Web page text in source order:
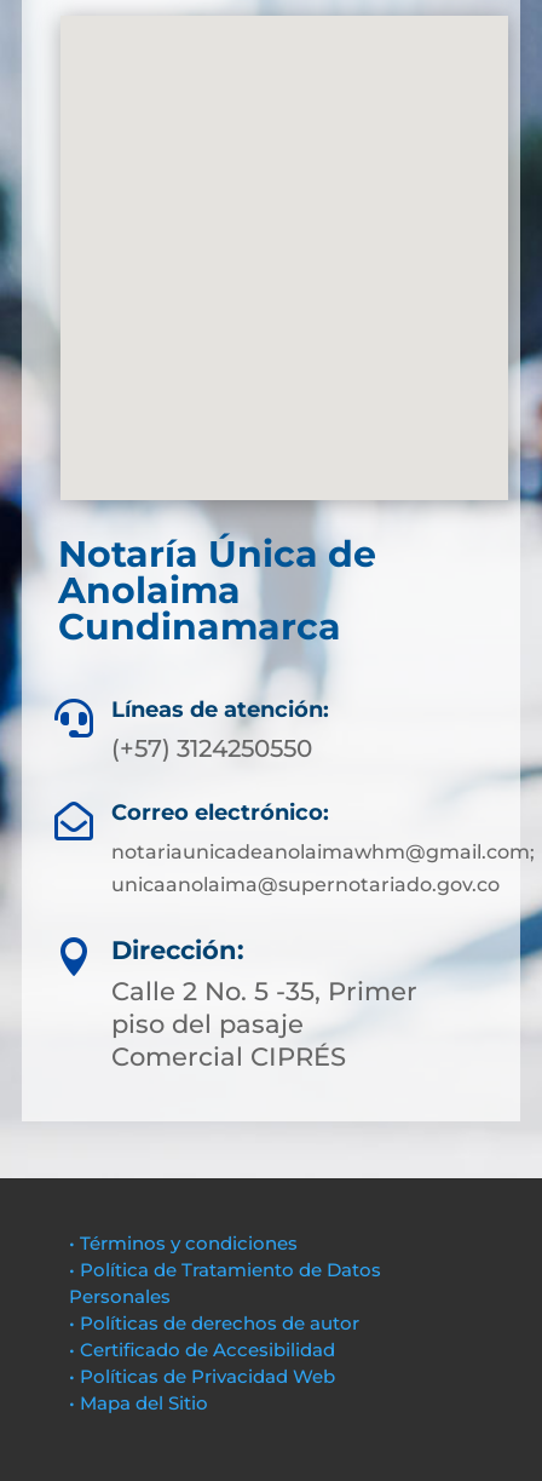
Notaría Única de
Anolaima
Cundinamarca
 Líneas de atención:
(+57) 3124250550
 Correo electrónico:
notariaunicadeanolaimawhm@gmail.com;
unicaanolaima@supernotariado.gov.co

Dirección:
Calle 2 No. 5 -35, Primer
piso del pasaje
Comercial CIPRÉS
• Términos y condiciones
• Política de Tratamiento de Datos
Personales
• Políticas de derechos de autor
• Certificado de Accesibilidad
• Políticas de Privacidad Web
• Mapa del Sitio